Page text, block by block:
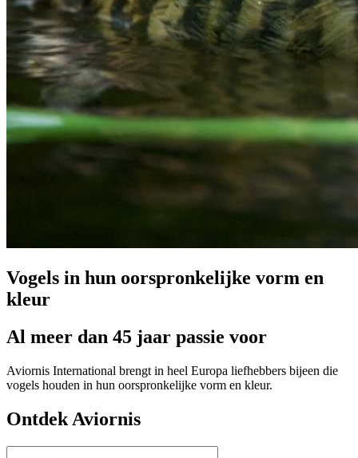
Vogels in hun oorspronkelijke vorm en
kleur
Al meer dan 45 jaar passie voor
Aviornis International brengt in heel Europa liefhebbers bijeen die
vogels houden in hun oorspronkelijke vorm en kleur.
Ontdek Aviornis